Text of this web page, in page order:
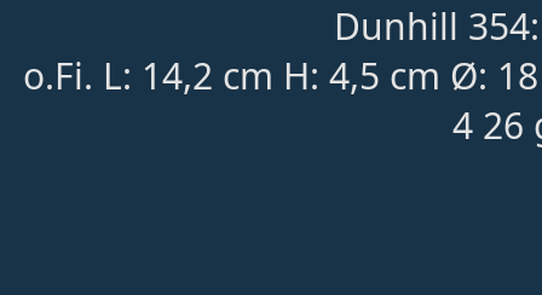
Dunhill
o.Fi. L: 14,2 cm H: 4,5 cm Ø:
4 26